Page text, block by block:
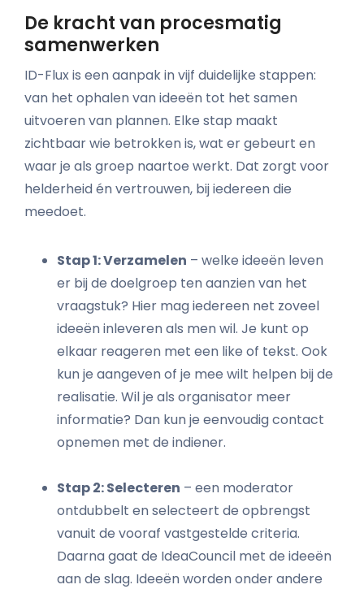
De kracht van procesmatig
samenwerken
ID-Flux is een aanpak in vijf duidelijke stappen:
van het ophalen van ideeën tot het samen
uitvoeren van plannen. Elke stap maakt
zichtbaar wie betrokken is, wat er gebeurt en
waar je als groep naartoe werkt. Dat zorgt voor
helderheid én vertrouwen, bij iedereen die
meedoet.
Stap 1: Verzamelen – welke ideeën leven
er bij de doelgroep ten aanzien van het
vraagstuk? Hier mag iedereen net zoveel
ideeën inleveren als men wil. Je kunt op
elkaar reageren met een like of tekst. Ook
kun je aangeven of je mee wilt helpen bij de
realisatie. Wil je als organisator meer
informatie? Dan kun je eenvoudig contact
opnemen met de indiener.
Stap 2: Selecteren – een moderator
ontdubbelt en selecteert de opbrengst
vanuit de vooraf vastgestelde criteria.
Daarna gaat de IdeaCouncil met de ideeën
aan de slag. Ideeën worden onder andere